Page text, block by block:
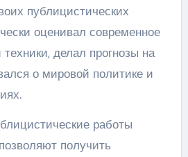
публицистических
оценивал современное
делал прогнозы на
о мировой политике и
работы
получить